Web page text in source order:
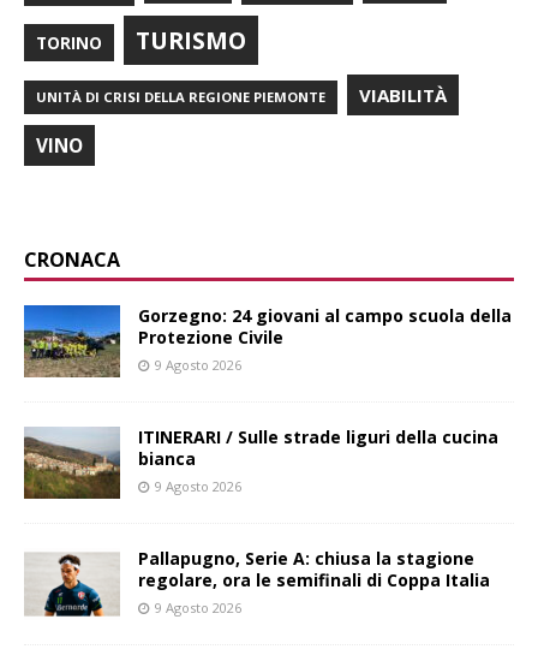
TORINO TURISMO
UNITÀ DI CRISI DELLA REGIONE PIEMONTE VIABILITÀ
VINO
CRONACA
Gorzegno: 24 giovani al campo scuola della
Protezione Civile
9 Agosto 2026
ITINERARI / Sulle strade liguri della cucina
bianca
9 Agosto 2026
Pallapugno, Serie A: chiusa la stagione
regolare, ora le semifinali di Coppa Italia
9 Agosto 2026